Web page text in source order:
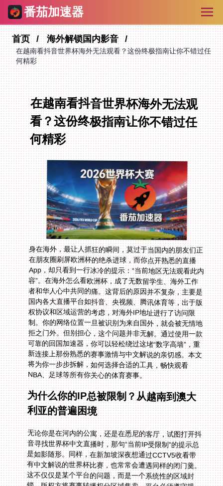
番茄加速器
首页 海外解锁国内影音
在越南看抖音世界杯海外无法观看？这份终极指南让你不错过任
何精彩
在越南看抖音世界杯海外无法观
看？这份终极指南让你不错过任
何精彩
身在海外，最让人抓狂的瞬间，莫过于当国内的朋友们正
在朋友圈刷屏欧洲杯的绝杀进球，而你点开熟悉的直播
App，却只看到一行冰冷的提示：“当前地区无法观看此内
容”。在海外怎么看欧洲杯，成了无数留学生、海外工作
者和华人心中共同的痛。这背后的原因并不复杂，主要是
国内各大直播平台如抖音、央视频、腾讯体育等，出于版
权协议和区域运营的考虑，对海外IP地址进行了访问限
制。你的网络位置一旦被识别为来自国外，就会被无情地
拒之门外。但别担心，这个问题并非无解。通过使用一款
可靠的回国加速器，你可以轻松绕过这堵“数字高墙”，重
新连接上那份熟悉的赛事激情与中文解说的亲切感。本文
将为你一步步拆解，如何选择合适的工具，畅快观看
NBA、足球等所有你关心的体育赛事。
为什么你的IP总被限制？从越南到澳大
利亚的普遍困境
无论你是在河内的公寓，还是在悉尼的客厅，试图打开抖
音寻找世界杯中文直播时，那句“当前IP受限制”的提示总
是如影随形。同样，在新加坡深夜想通过CCTV5收看带
有中文解说的世界杯比赛，也常常会遭遇同样的闭门羹。
这不仅仅是某个平台的问题，而是一个系统性的区域封
锁。版权方将赛事转播权分区域售卖，平台必须遵守规
则，确保只有中国大陆境内的用户能够访问相关内容。你
的海外IP地址就像一张醒目的“外来者”标签，直接被系统
过滤掉了。这种体验无疑让人沮丧，仿佛被隔绝在了那份